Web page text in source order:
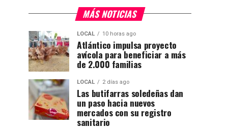
MÁS NOTICIAS
LOCAL 10 horas ago
Atlántico impulsa proyecto
avícola para beneficiar a más
de 2.000 familias
LOCAL 2 días ago
Las butifarras soledeñas dan
un paso hacia nuevos
mercados con su registro
sanitario